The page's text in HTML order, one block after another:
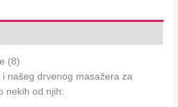
(8)
našeg drvenog masažera za
nekih od njih: